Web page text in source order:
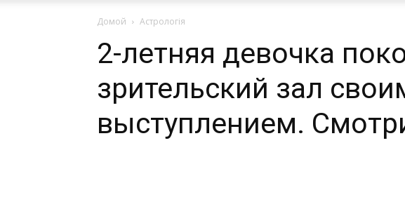
мира
Домой Астрологія
2-летняя девочка
зрительский зал
выступлением.